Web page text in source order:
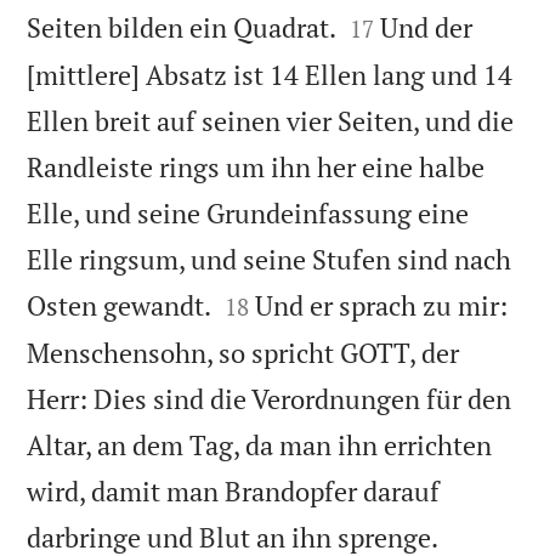
Seiten bilden ein Quadrat. 

17 Und der
[mittlere] Absatz ist 14 Ellen lang und 14
Ellen breit auf seinen vier Seiten, und die
Randleiste rings um ihn her eine halbe
Elle, und seine Grundeinfassung eine
Elle ringsum, und seine Stufen sind nach
Osten gewandt. 

18 Und er sprach zu mir:
Menschensohn, so spricht GOTT, der
Herr: Dies sind die Verordnungen für den
Altar, an dem Tag, da man ihn errichten
wird, damit man Brandopfer darauf
darbringe und Blut an ihn sprenge.